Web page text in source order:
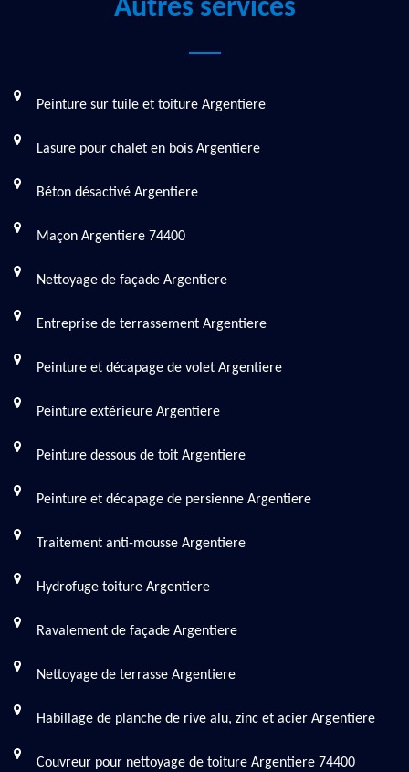
Autres services
Peinture sur tuile et toiture Argentiere
Lasure pour chalet en bois Argentiere
Béton désactivé Argentiere
Maçon Argentiere 74400
Nettoyage de façade Argentiere
Entreprise de terrassement Argentiere
Peinture et décapage de volet Argentiere
Peinture extérieure Argentiere
Peinture dessous de toit Argentiere
Peinture et décapage de persienne Argentiere
Traitement anti-mousse Argentiere
Hydrofuge toiture Argentiere
Ravalement de façade Argentiere
Nettoyage de terrasse Argentiere
Habillage de planche de rive alu, zinc et acier Argentiere
Couvreur pour nettoyage de toiture Argentiere 74400